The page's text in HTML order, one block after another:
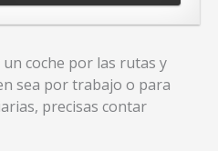
coche por las rutas y
sea por trabajo o para
precisas contar